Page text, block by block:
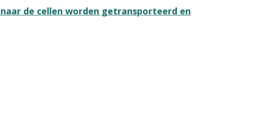
de cellen worden getransporteerd en